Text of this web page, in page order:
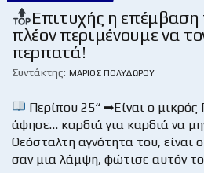
Επιτυχής η επέμβαση
πλέον περιμένουμε να
περπατά!
Συντάκτης: ΜΆΡΙΟΣ ΠΟΛΥΔΏΡΟΥ
Περίπου 25“ ➡Είναι ο μικρός
άφησε… καρδιά για καρδιά να
Θεόσταλτη αγνότητα του, είναι
σαν μια λάμψη, φώτισε αυτόν